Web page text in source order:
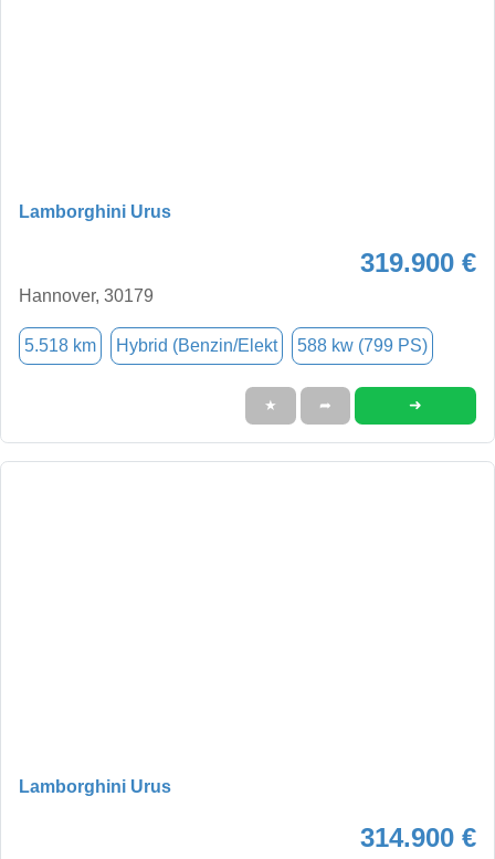
Lamborghini Urus
319.900 €
Hannover, 30179
5.518 km Hybrid (Benzin/Elekt 588 kw (799 PS)
★ ➦ ➜
Lamborghini Urus
314.900 €